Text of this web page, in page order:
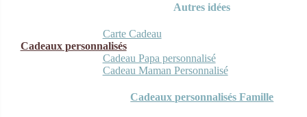
Autres idées
Carte Cadeau
Cadeaux personnalisés
Cadeau Papa personnalisé
Cadeau Maman Personnalisé
Cadeaux personnalisés Famille